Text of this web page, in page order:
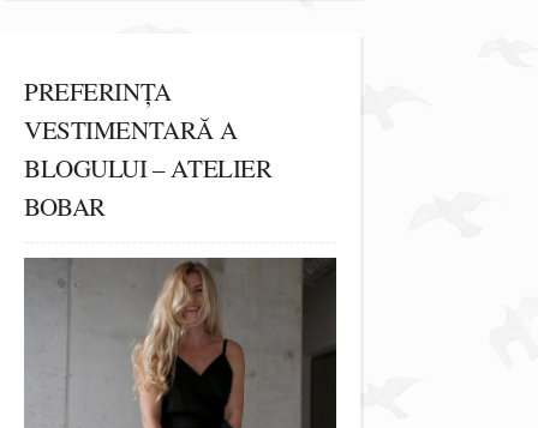
PREFERINȚA
VESTIMENTARĂ A
BLOGULUI – ATELIER
BOBAR